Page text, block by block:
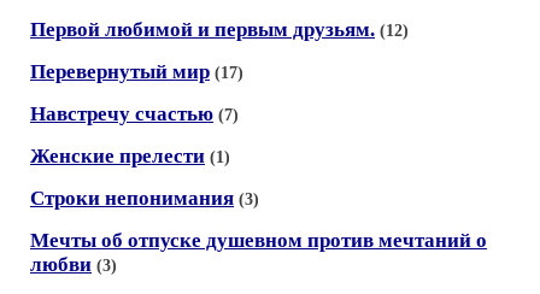
Первой любимой и первым друзьям. (12)
Перевернутый мир (17)
Навстречу счастью (7)
Женские прелести (1)
Строки непонимания (3)
Мечты об отпуске душевном против мечтаний о
любви (3)